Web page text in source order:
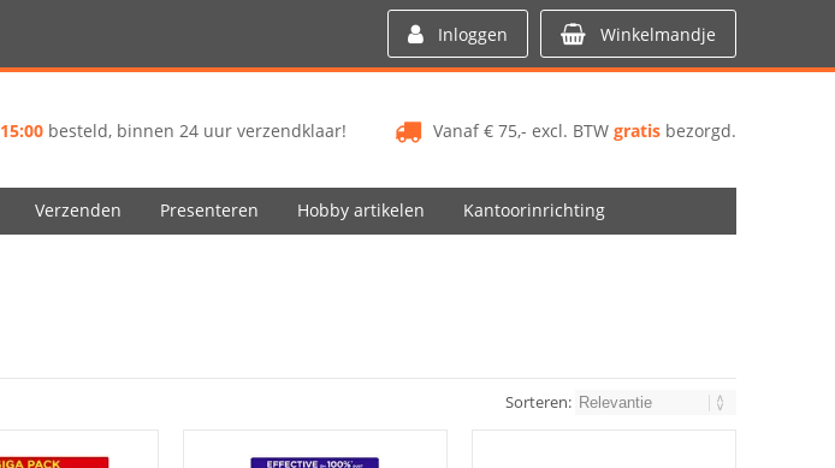
Inloggen Winkelmandje
Vanaf € 75,- excl. BTW gratis bezorgd.
15:00 besteld, binnen 24 uur verzendklaar!
Verzenden Presenteren Hobby artikelen Kantoorinrichting
Sorteren: